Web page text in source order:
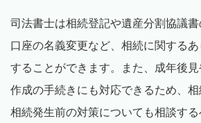
司法書士は相続登記や遺産分割協議書
口座の名義変更など、相続に関する
することができます。また、成年後
作成の手続きにも対応できるため、相
相続発生前の対策についても相談す